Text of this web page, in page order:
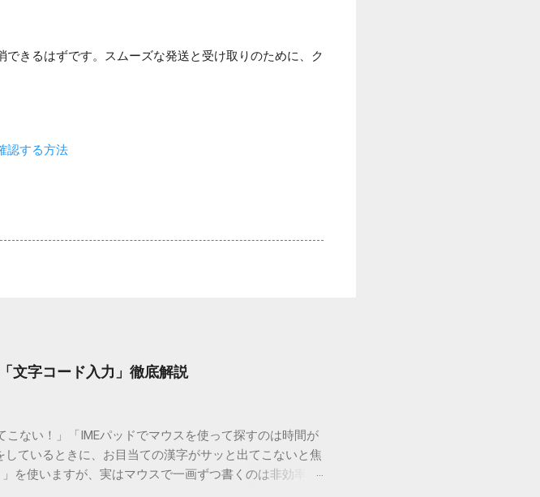
きるはずです。スムーズな発送と受け取りのために、ク
認する方法
文字コード入力」徹底解説
ない！」「IMEパッドでマウスを使って探すのは時間が
ているときに、お目当ての漢字がサッと出てこないと焦
を使いますが、実はマウスで一画ずつ書くのは非効率で